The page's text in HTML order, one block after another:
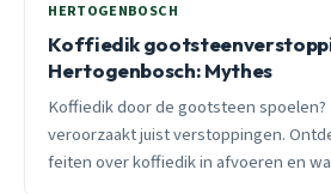
HERTOGENBOSCH
Koffiedik
Hertogenbosch: Mythes
Koffiedik door de gootsteen spoelen?
veroorzaakt juist verstoppingen.
feiten over koffiedik in afvoeren en